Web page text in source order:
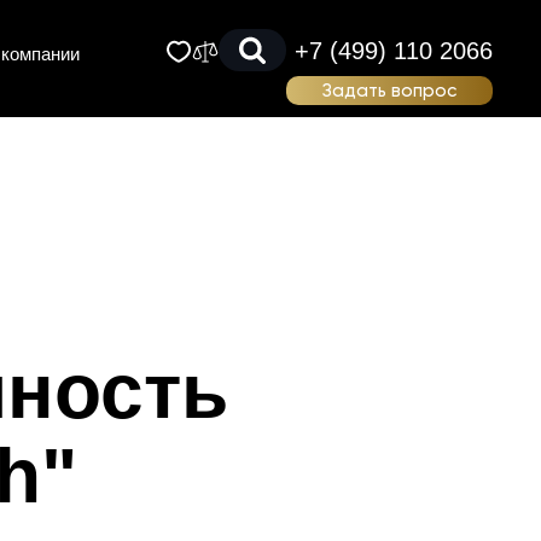
+7 (499) 110 2066
Задать вопрос